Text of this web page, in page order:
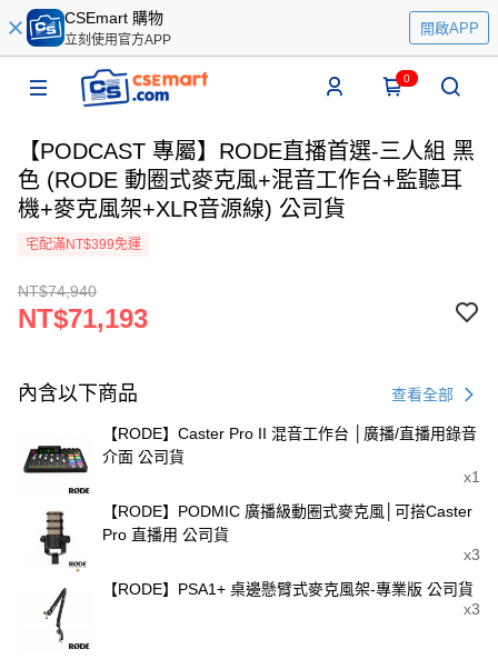
CSEmart 購物
立刻使用官方APP
開啟APP
0
【PODCAST 專屬】RODE直播首選-三人組 黑
色 (RODE 動圈式麥克風+混音工作台+監聽耳
機+麥克風架+XLR音源線) 公司貨
宅配滿NT$399免運
NT$74,940
NT$71,193
內含以下商品 查看全部
【RODE】Caster Pro II 混音工作台 │廣播/直播用錄音
介面 公司貨
x1
【RODE】PODMIC 廣播級動圈式麥克風│可搭Caster
Pro 直播用 公司貨
x3
【RODE】PSA1+ 桌邊懸臂式麥克風架-專業版 公司貨
x3